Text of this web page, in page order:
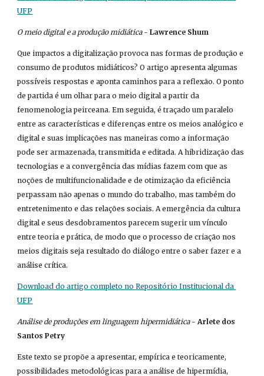
UFP
O meio digital e a produção midiática - Lawrence Shum
Que impactos a digitalização provoca nas formas de produção e
consumo de produtos midiáticos? O artigo apresenta algumas
possíveis respostas e aponta caminhos para a reflexão. O ponto
de partida é um olhar para o meio digital a partir da
fenomenologia peirceana. Em seguida, é traçado um paralelo
entre as características e diferenças entre os meios analógico e
digital e suas implicações nas maneiras como a informação
pode ser armazenada, transmitida e editada. A hibridização das
tecnologias e a convergência das mídias fazem com que as
noções de multifuncionalidade e de otimização da eficiência
perpassam não apenas o mundo do trabalho, mas também do
entretenimento e das relações sociais. A emergência da cultura
digital e seus desdobramentos parecem sugerir um vínculo
entre teoria e prática, de modo que o processo de criação nos
meios digitais seja resultado do diálogo entre o saber fazer e a
análise crítica.
Download do artigo completo no Repositório Institucional da
UFP
Análise de produções em linguagem hipermidiática - Arlete dos
Santos Petry
Este texto se propõe a apresentar, empírica e teoricamente,
possibilidades metodológicas para a análise de hipermídia,